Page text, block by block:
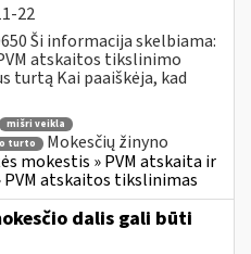
22
Ši informacija skelbiama:
atskaitos tikslinimo
turtą Kai paaiškėja, kad
mišri veikla
turto
Mokesčių žinyno
mokestis » PVM atskaita ir
atskaitos tikslinimas
dalis gali būti